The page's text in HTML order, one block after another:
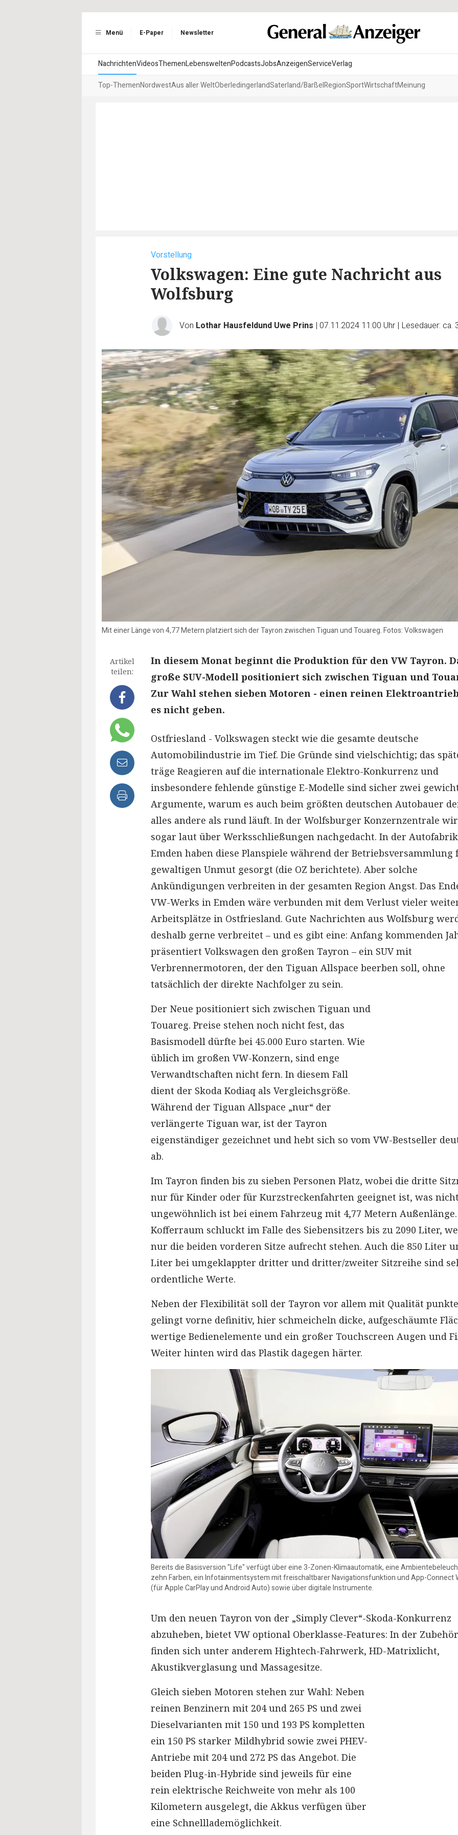
Menü E-Paper Newsletter
NachrichtenVideosThemenLebensweltenPodcastsJobsAnzeigenServiceVerlag
Top-ThemenNordwestAus aller WeltOberledingerlandSaterland/BarßelRegionSportWirtschaftMeinung
Vorstellung
Volkswagen: Eine gute Nachricht aus
Wolfsburg
Von Lothar Hausfeldund Uwe Prins | 07.11.2024 11:00 Uhr | Lesedauer: ca.
Mit einer Länge von 4,77 Metern platziert sich der Tayron zwischen Tiguan und Touareg. Fotos: Volkswagen
Artikel
teilen:
In diesem Monat beginnt die Produktion für den VW Tayron.
große SUV-Modell positioniert sich zwischen Tiguan und
Zur Wahl stehen sieben Motoren - einen reinen
es nicht geben.
Ostfriesland - Volkswagen steckt wie die gesamte deutsche
Automobilindustrie im Tief. Die Gründe sind vielschichtig; das
träge Reagieren auf die internationale Elektro-Konkurrenz und
insbesondere fehlende günstige E-Modelle sind sicher zwei
Argumente, warum es auch beim größten deutschen Autobauer
alles andere als rund läuft. In der Wolfsburger Konzernzentrale
sogar laut über Werksschließungen nachgedacht. In der
Emden haben diese Planspiele während der Betriebsversammlung
gewaltigen Unmut gesorgt (die OZ berichtete). Aber solche
Ankündigungen verbreiten in der gesamten Region Angst. Das
VW-Werks in Emden wäre verbunden mit dem Verlust vieler
Arbeitsplätze in Ostfriesland. Gute Nachrichten aus Wolfsburg
deshalb gerne verbreitet – und es gibt eine: Anfang kommenden
präsentiert Volkswagen den großen Tayron – ein SUV mit
Verbrennermotoren, der den Tiguan Allspace beerben soll, ohne
tatsächlich der direkte Nachfolger zu sein.
Der Neue positioniert sich zwischen Tiguan und
Touareg. Preise stehen noch nicht fest, das
Basismodell dürfte bei 45.000 Euro starten. Wie
üblich im großen VW-Konzern, sind enge
Verwandtschaften nicht fern. In diesem Fall
dient der Skoda Kodiaq als Vergleichsgröße.
Während der Tiguan Allspace „nur“ der
verlängerte Tiguan war, ist der Tayron
eigenständiger gezeichnet und hebt sich so vom VW-Bestseller
ab.
Im Tayron finden bis zu sieben Personen Platz, wobei die dritte
nur für Kinder oder für Kurzstreckenfahrten geeignet ist, was
ungewöhnlich ist bei einem Fahrzeug mit 4,77 Metern
Kofferraum schluckt im Falle des Siebensitzers bis zu 2090 Liter,
nur die beiden vorderen Sitze aufrecht stehen. Auch die 850 Liter
Liter bei umgeklappter dritter und dritter/zweiter Sitzreihe sind
ordentliche Werte.
Neben der Flexibilität soll der Tayron vor allem mit Qualität
gelingt vorne definitiv, hier schmeicheln dicke, aufgeschäumte
wertige Bedienelemente und ein großer Touchscreen Augen und
Weiter hinten wird das Plastik dagegen härter.
Bereits die Basisversion "Life" verfügt über eine 3-Zonen-Klimaautomatik, eine
zehn Farben, ein Infotainmentsystem mit freischaltbarer Navigationsfunktion und App-Connect
(für Apple CarPlay und Android Auto) sowie über digitale Instrumente.
Um den neuen Tayron von der „Simply Clever“-Skoda-Konkurrenz
abzuheben, bietet VW optional Oberklasse-Features: In der
finden sich unter anderem Hightech-Fahrwerk, HD-Matrixlicht,
Akustikverglasung und Massagesitze.
Gleich sieben Motoren stehen zur Wahl: Neben
reinen Benzinern mit 204 und 265 PS und zwei
Dieselvarianten mit 150 und 193 PS kompletten
ein 150 PS starker Mildhybrid sowie zwei PHEV-
Antriebe mit 204 und 272 PS das Angebot. Die
beiden Plug-in-Hybride sind jeweils für eine
rein elektrische Reichweite von mehr als 100
Kilometern ausgelegt, die Akkus verfügen über
eine Schnelllademöglichkeit.